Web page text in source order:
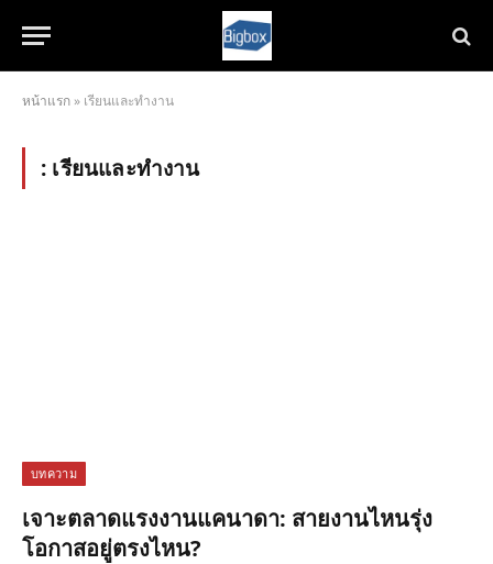
หน้าแรก » เรียนและทำงาน
: เรียนและทำงาน
บทความ
เจาะตลาดแรงงานแคนาดา: สายงานไหนรุ่ง
โอกาสอยู่ตรงไหน?